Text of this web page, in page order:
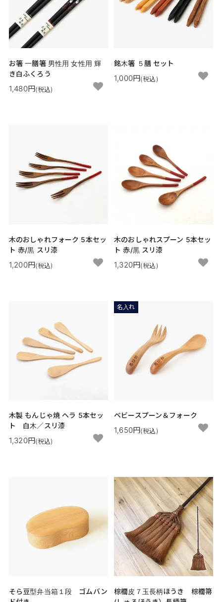
お箸 一膳箸 男性用 女性用 輝
き白ふくろう
1,480円(税込)
銘木箸 ５膳 セット
1,000円(税込)
木のおしゃれフォーク 5本セッ
ト 赤/黒 スリ漆
1,200円(税込)
木のおしゃれスプーン 5本セッ
ト 赤/黒 スリ漆
1,320円(税込)
木製 もんじゃ焼 ヘラ 5本セッ
ト 白木／スリ漆
1,320円(税込)
名入れ
ベビースプーン＆フォーク
1,650円(税込)
そら豆型弁当箱１段 ゴムバン
棕櫚皮７玉長柄ほうき 棕櫚箒